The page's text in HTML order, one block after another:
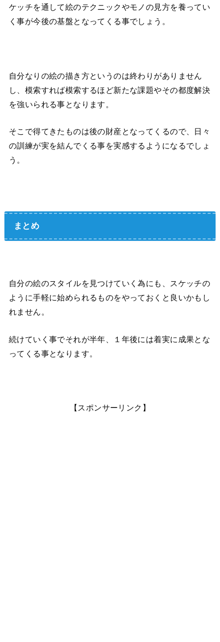
ケッチを通して絵のテクニックやモノの見方を養ってい
く事が今後の基盤となってくる事でしょう。
自分なりの絵の描き方というのは終わりがありません
し、模索すれば模索するほど新たな課題やその都度解決
を強いられる事となります。
そこで得てきたものは後の財産となってくるので、日々
の訓練が実を結んでくる事を実感するようになるでしょ
う。
まとめ
自分の絵のスタイルを見つけていく為にも、スケッチの
ように手軽に始められるものをやっておくと良いかもし
れません。
続けていく事でそれが半年、１年後には着実に成果とな
ってくる事となります。
【スポンサーリンク】